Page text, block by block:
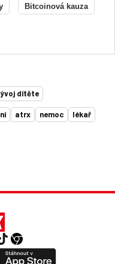
Bitcoinová kauza
dítěte
atrx nemoc lékař